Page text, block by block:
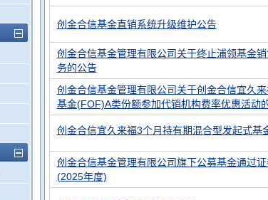
创金合信基金直销系统升级维护公告
创金合信基金管理有限公司关于终止浦领基金
务的公告
创金合信基金管理有限公司关于创金合信宜久
基金(FOF)A类份额参加代销机构费率优惠活动
创金合信宜久来福3个月持有期混合型发起式
创金合信基金管理有限公司旗下公募基金通过
(2025年度)